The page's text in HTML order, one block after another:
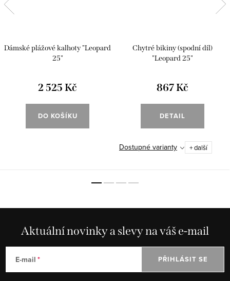
Dámské plážové kalhoty "Leopard
25"
2 525 Kč
DO KOŠÍKU
Chytré bikiny (spodní díl)
"Leopard 25"
867 Kč
DETAIL
Dostupné varianty + další
Aktuální novinky a slevy na váš e-mail
E-mail PŘIHLÁSIT SE